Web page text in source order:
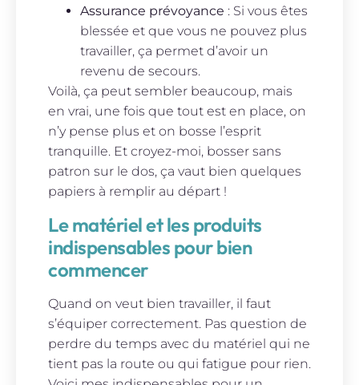
Assurance prévoyance : Si vous êtes
blessée et que vous ne pouvez plus
travailler, ça permet d’avoir un
revenu de secours.
Voilà, ça peut sembler beaucoup, mais
en vrai, une fois que tout est en place, on
n’y pense plus et on bosse l’esprit
tranquille. Et croyez-moi, bosser sans
patron sur le dos, ça vaut bien quelques
papiers à remplir au départ !
Le matériel et les produits
indispensables pour bien
commencer
Quand on veut bien travailler, il faut
s’équiper correctement. Pas question de
perdre du temps avec du matériel qui ne
tient pas la route ou qui fatigue pour rien.